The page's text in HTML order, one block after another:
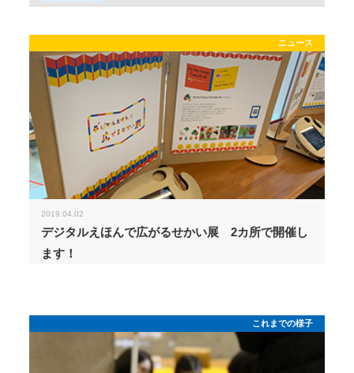
ニュース
2019.04.02
デジタルえほんで広がるせかい展 2カ所で開催し
ます！
これまでの様子